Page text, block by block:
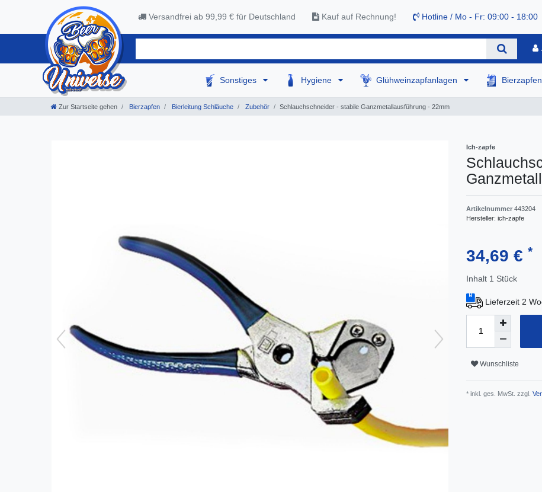
Versandfrei ab 99,99 € für Deutschland Kauf auf Rechnung! Hotline / Mo - Fr: 09:00 - 18:00
Sonstiges Hygiene Glühweinzapfanlagen Bierzapfen
Zur Startseite gehen Bierzapfen Bierleitung Schläuche Zubehör Schlauchschneider - stabile Ganzmetallausführung - 22mm
Ich-zapfe
Artikelnummer 443204
Hersteller: ich-zapfe
34,69 € *
Inhalt 1 Stück
Lieferzeit 2
Wunschliste
* inkl. ges. MwSt. zzgl.